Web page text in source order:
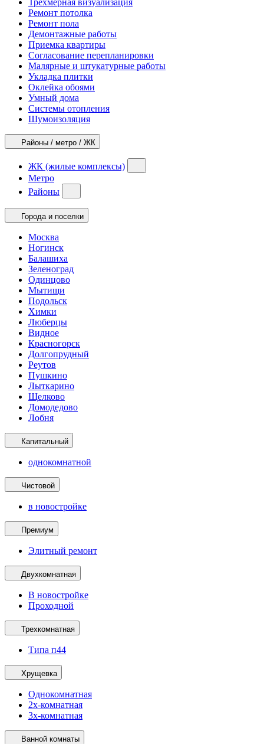
Трехмерная визуализация
Ремонт потолка
Ремонт пола
Демонтажные работы
Приемка квартиры
Согласование перепланировки
Малярные и штукатурные работы
Укладка плитки
Оклейка обоями
Умный дома
Системы отопления
Шумоизоляция
Районы / метро / ЖК
ЖК (жилые комплексы)
Метро
Районы
Города и поселки
Москва
Ногинск
Балашиха
Зеленоград
Одинцово
Мытищи
Подольск
Химки
Люберцы
Видное
Красногорск
Долгопрудный
Реутов
Пушкино
Лыткарино
Щелково
Домодедово
Лобня
Капитальный
однокомнатной
Чистовой
в новостройке
Премиум
Элитный ремонт
Двухкомнатная
В новостройке
Проходной
Трехкомнатная
Типа п44
Хрущевка
Однокомнатная
2х-комнатная
3х-комнатная
Ванной комнаты